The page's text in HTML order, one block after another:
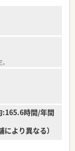
、患者様と丁寧な関
イベートも充実させ
:165.6時間/年間
より異なる）